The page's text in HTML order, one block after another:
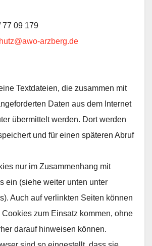
77 09 179
arzberg.de
Textdateien, die zusammen mit
Daten aus dem Internet
übermittelt werden. Dort werden
und für einen späteren Abruf
nur im Zusammenhang mit
ein (siehe weiter unten unter
Auch auf verlinkten Seiten können
zum Einsatz kommen, ohne
darauf hinweisen können.